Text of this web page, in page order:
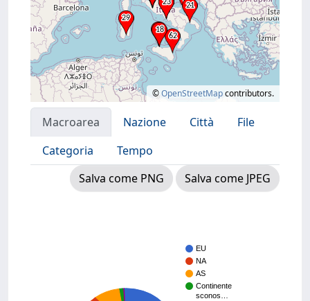
©OpenStreetMapcontributors.
Macroarea Nazione Città
File
Categoria
Tempo
Salva come PNG
Salva come JPEG
EU
NA
AS
Continente
sconos…